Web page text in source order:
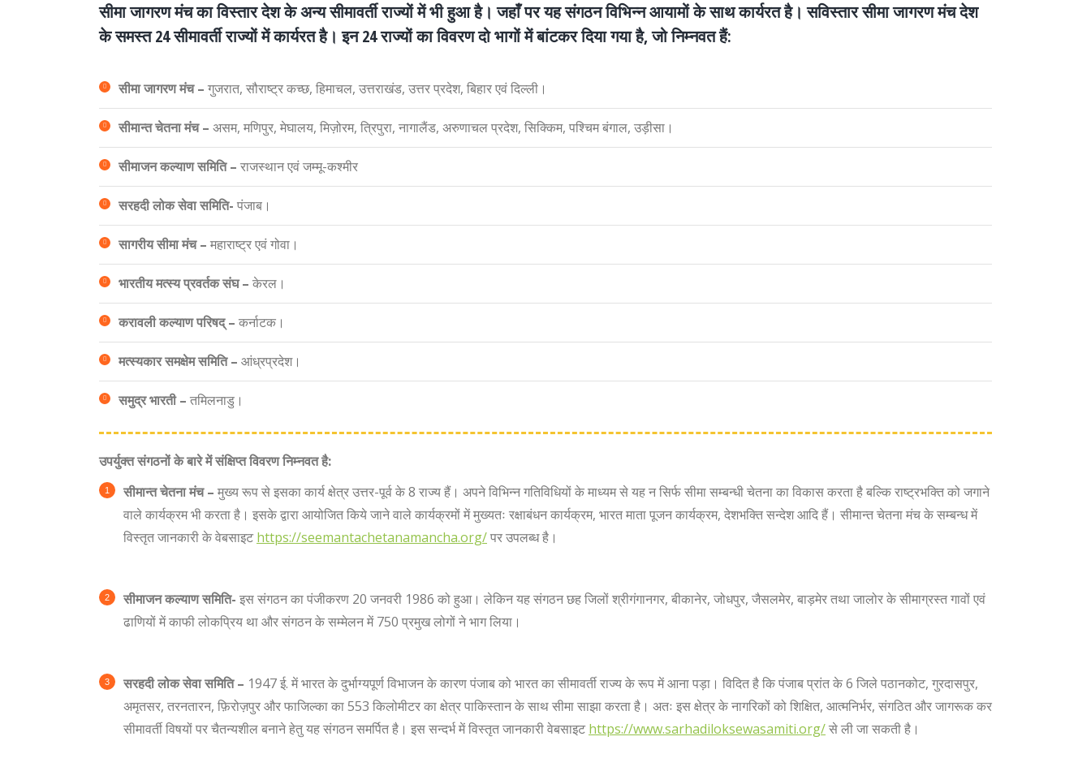
सीमा जागरण मंच का विस्तार देश के अन्य सीमावर्ती राज्यों में भी हुआ है। जहाँ पर यह संगठन विभिन्न आयामों के साथ कार्यरत है। सविस्तार सीमा जागरण मंच देश
के समस्त 24 सीमावर्ती राज्यों में कार्यरत है। इन 24 राज्यों का विवरण दो भागों में बांटकर दिया गया है, जो निम्नवत हैं:
सीमा जागरण मंच – गुजरात, सौराष्ट्र कच्छ, हिमाचल, उत्तराखंड, उत्तर प्रदेश, बिहार एवं दिल्ली।
सीमान्त चेतना मंच – असम, मणिपुर, मेघालय, मिज़ोरम, त्रिपुरा, नागालैंड, अरुणाचल प्रदेश, सिक्किम, पश्चिम बंगाल, उड़ीसा।
सीमाजन कल्याण समिति – राजस्थान एवं जम्मू-कश्मीर
सरहदी लोक सेवा समिति- पंजाब।
सागरीय सीमा मंच – महाराष्ट्र एवं गोवा।
भारतीय मत्स्य प्रवर्तक संघ – केरल।
करावली कल्याण परिषद् – कर्नाटक।
मत्स्यकार समक्षेम समिति – आंध्रप्रदेश।
समुद्र भारती – तमिलनाडु।
उपर्युक्त संगठनों के बारे में संक्षिप्त विवरण निम्नवत है:
सीमान्त चेतना मंच – मुख्य रूप से इसका कार्य क्षेत्र उत्तर-पूर्व के 8 राज्य हैं। अपने विभिन्न गतिविधियों के माध्यम से यह न सिर्फ सीमा सम्बन्धी चेतना का विकास करता है बल्कि राष्ट्रभक्ति को जगाने
वाले कार्यक्रम भी करता है। इसके द्वारा आयोजित किये जाने वाले कार्यक्रमों में मुख्यतः रक्षाबंधन कार्यक्रम, भारत माता पूजन कार्यक्रम, देशभक्ति सन्देश आदि हैं। सीमान्त चेतना मंच के सम्बन्ध में
विस्तृत जानकारी के वेबसाइटhttps://seemantachetanamancha.org/पर उपलब्ध है।
सीमाजन कल्याण समिति- इस संगठन का पंजीकरण 20 जनवरी 1986 को हुआ। लेकिन यह संगठन छह जिलों श्रीगंगानगर, बीकानेर, जोधपुर, जैसलमेर, बाड़मेर तथा जालोर के सीमाग्रस्त गावों एवं
ढाणियों में काफी लोकप्रिय था और संगठन के सम्मेलन में 750 प्रमुख लोगों ने भाग लिया।
सरहदी लोक सेवा समिति – 1947 ई. में भारत के दुर्भाग्यपूर्ण विभाजन के कारण पंजाब को भारत का सीमावर्ती राज्य के रूप में आना पड़ा। विदित है कि पंजाब प्रांत के 6 जिले पठानकोट, गुरदासपुर,
अमृतसर, तरनतारन, फ़िरोज़पुर और फाजिल्का का 553 किलोमीटर का क्षेत्र पाकिस्तान के साथ सीमा साझा करता है। अतः इस क्षेत्र के नागरिकों को शिक्षित, आत्मनिर्भर, संगठित और जागरूक कर
सीमावर्ती विषयों पर चैतन्यशील बनाने हेतु यह संगठन समर्पित है। इस सन्दर्भ में विस्तृत जानकारी वेबसाइटhttps://www.sarhadiloksewasamiti.org/से ली जा सकती है।